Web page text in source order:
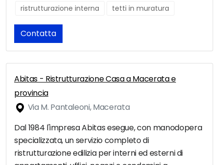
ristrutturazione interna
tetti in muratura
Contatta
Abitas - Ristrutturazione Casa a Macerata e
provincia
Via M. Pantaleoni, Macerata
Dal 1984 l'impresa Abitas esegue, con manodopera
specializzata, un servizio completo di
ristrutturazione edilizia per interni ed esterni di